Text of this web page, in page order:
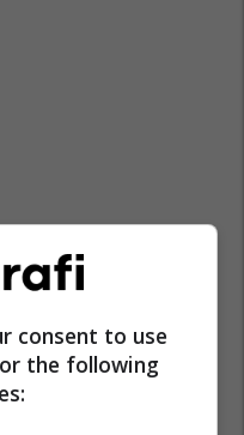
consent to use
the following